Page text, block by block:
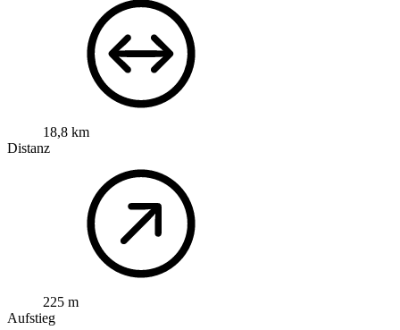
18,8 km
Distanz
225 m
Aufstieg